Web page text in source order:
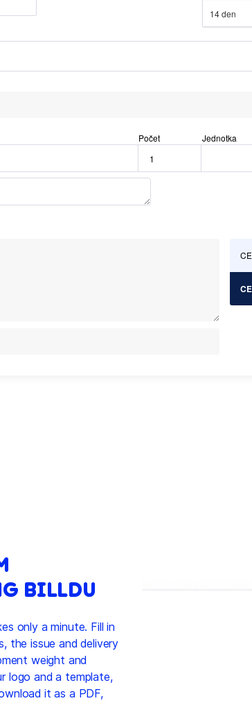
14 den
Počet Jednotka
BILLDU
only a minute. Fill in
the issue and delivery
weight and
logo and a template,
it as a PDF,